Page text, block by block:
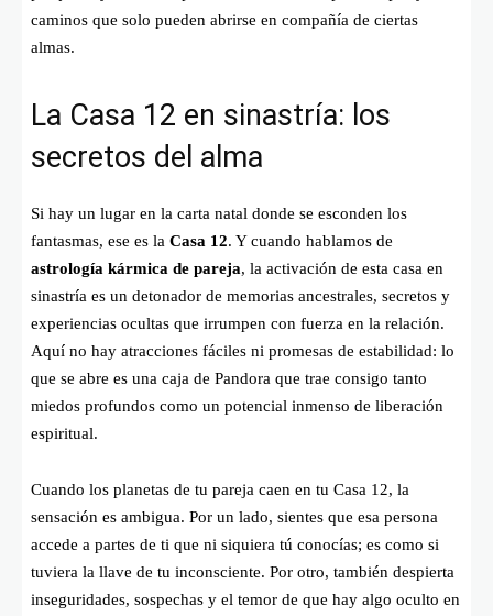
caminos que solo pueden abrirse en compañía de ciertas
almas.
La Casa 12 en sinastría: los
secretos del alma
Si hay un lugar en la carta natal donde se esconden los
fantasmas, ese es la Casa 12. Y cuando hablamos de
astrología kármica de pareja, la activación de esta casa en
sinastría es un detonador de memorias ancestrales, secretos y
experiencias ocultas que irrumpen con fuerza en la relación.
Aquí no hay atracciones fáciles ni promesas de estabilidad: lo
que se abre es una caja de Pandora que trae consigo tanto
miedos profundos como un potencial inmenso de liberación
espiritual.
Cuando los planetas de tu pareja caen en tu Casa 12, la
sensación es ambigua. Por un lado, sientes que esa persona
accede a partes de ti que ni siquiera tú conocías; es como si
tuviera la llave de tu inconsciente. Por otro, también despierta
inseguridades, sospechas y el temor de que hay algo oculto en